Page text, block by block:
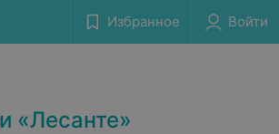
Избранное Войти
Сообщить об ошибке
«Лесанте»